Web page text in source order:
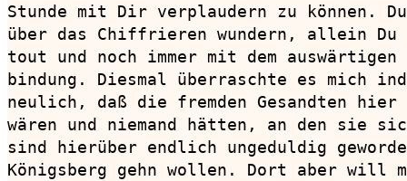
Stunde mit Dir verplaudern zu können.
über das Chiffrieren wundern, allein
tout und noch immer mit dem
bindung. Diesmal überraschte es mich
neulich, daß die fremden Gesandten hier
wären und niemand hätten, an den sie
sind hierüber endlich ungeduldig
Königsberg gehn wollen. Dort aber will